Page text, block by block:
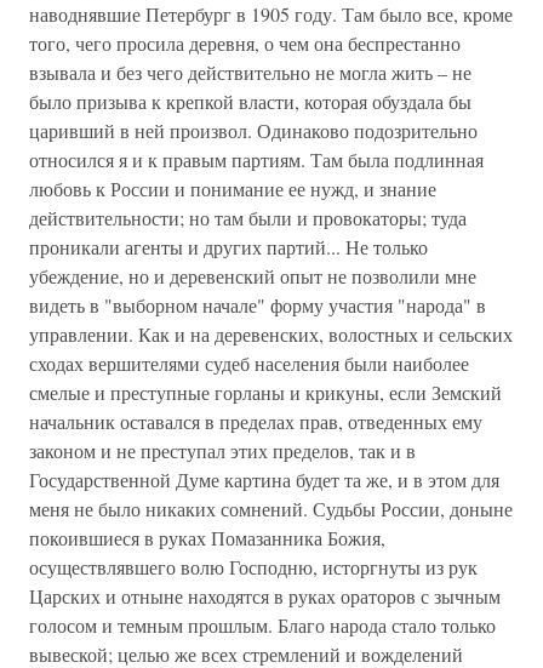
наводнявшие Петербург в 1905 году. Там было все, кроме
того, чего просила деревня, о чем она беспрестанно
взывала и без чего действительно не могла жить – не
было призыва к крепкой власти, которая обуздала бы
царивший в ней произвол. Одинаково подозрительно
относился я и к правым партиям. Там была подлинная
любовь к России и понимание ее нужд, и знание
действительности; но там были и провокаторы; туда
проникали агенты и других партий... Не только
убеждение, но и деревенский опыт не позволили мне
видеть в "выборном начале" форму участия "народа" в
управлении. Как и на деревенских, волостных и сельских
сходах вершителями судеб населения были наиболее
смелые и преступные горланы и крикуны, если Земский
начальник оставался в пределах прав, отведенных ему
законом и не преступал этих пределов, так и в
Государственной Думе картина будет та же, и в этом для
меня не было никаких сомнений. Судьбы России, доныне
покоившиеся в руках Помазанника Божия,
осуществлявшего волю Господню, исторгнуты из рук
Царских и отныне находятся в руках ораторов с зычным
голосом и темным прошлым. Благо народа стало только
вывеской; целью же всех стремлений и вожделений